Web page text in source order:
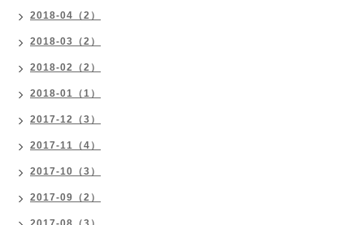
2018-04（2）
2018-03（2）
2018-02（2）
2018-01（1）
2017-12（3）
2017-11（4）
2017-10（3）
2017-09（2）